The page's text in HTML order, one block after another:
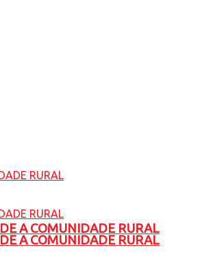
A COMUNIDADE RURAL
A COMUNIDADE RURAL